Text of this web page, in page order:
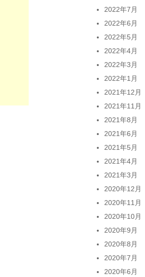
2022年7月
2022年6月
2022年5月
2022年4月
2022年3月
2022年1月
2021年12月
2021年11月
2021年8月
2021年6月
2021年5月
2021年4月
2021年3月
2020年12月
2020年11月
2020年10月
2020年9月
2020年8月
2020年7月
2020年6月